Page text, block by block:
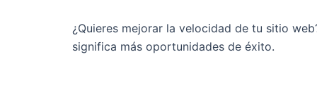
¿Quieres mejorar la velocidad de tu sitio
significa más oportunidades de éxito.